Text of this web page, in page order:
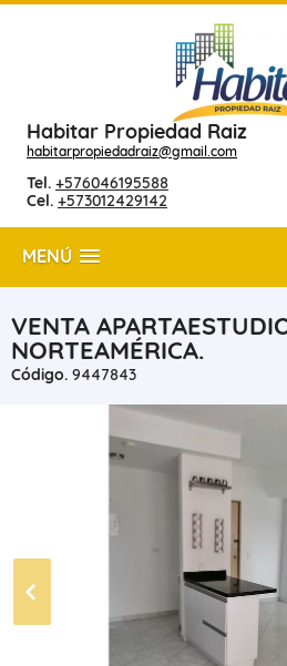
Habitar Propiedad Raiz
habitarpropiedadraiz@gmail.com
Tel. +576046195588
Cel. +573012429142
MENÚ
VENTA
NORTEAMÉRICA.
Código. 9447843